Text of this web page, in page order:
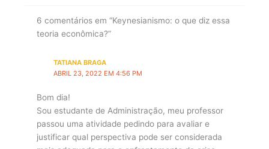
6 comentários em “Keynesianismo: o que diz essa
teoria econômica?”
TATIANA BRAGA
ABRIL 23, 2022 EM 4:56 PM
Bom dia!
Sou estudante de Administração, meu professor
passou uma atividade pedindo para avaliar e
justificar qual perspectiva pode ser considerada